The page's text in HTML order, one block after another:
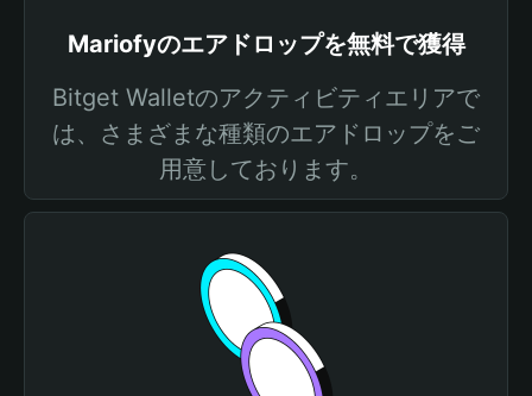
Mariofyのエアドロップを無料で獲得
Bitget Walletのアクティビティエリアで
は、さまざまな種類のエアドロップをご
用意しております。